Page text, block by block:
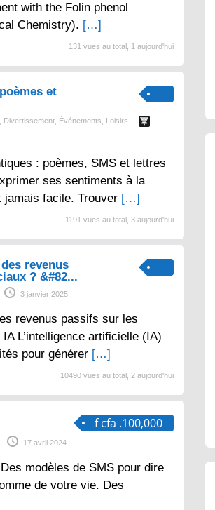
with the Folin phenol
Chemistry). […]
131 vues au total, 1 aujourd'hui
et
Divertissement Événements Loisirs
: poèmes, SMS et lettres
ses sentiments à la
jamais facile. Trouver […]
1191 vues au total, 3 aujourd'hui
revenus
? &#82...
3 janvier 2025
revenus passifs sur les
L’intelligence artificielle (IA)
pour générer […]
10490 vues au total, 2 aujourd'hui
f cfa .100,000
17 avril 2024
modèles de SMS pour dire
de votre vie. Des